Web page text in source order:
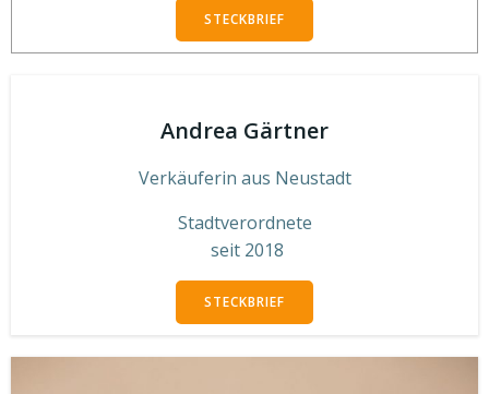
STECKBRIEF
Andrea Gärtner
Verkäuferin aus Neustadt
Stadtverordnete
seit 2018
STECKBRIEF